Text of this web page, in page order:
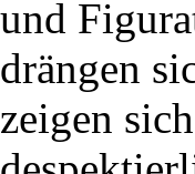
und
drängen
zeigen